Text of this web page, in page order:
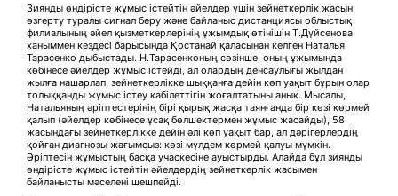
Зиянды өндірісте жұмыс істейтін әйелдер үшін зейнеткерлік жасын
өзгерту туралы сигнал беру және байланыс дистанциясы облыстық
филиалының әйел қызметкерлерінің ұжымдық өтінішін Т.Дүйсенова
ханыммен кездесі барысында Қостанай қаласынан келген Наталья
Тарасенко дыбыстады. Н.Тарасенконың сөзінше, оның ұжымында
көбінесе әйелдер жұмыс істейді, ал олардың денсаулығы жылдан
жылға нашарлап, зейнеткерлікке шыққанға дейін көп уақыт бұрын олар
толыққанды жұмыс істеу қабілеттігін жоғалтатыны анық. Мысалы,
Натальяның әріптестерінің бірі қырық жасқа таянғанда бір көзі көрмей
қалып (әйелдер көбінесе ұсақ бөлшектермен жұмыс жасайды), 58
жасындағы зейнеткерлікке дейін әлі көп уақыт бар, ал дәрігерлердің
қойған диагнозы жағымсыз: көзі мүлдем көрмей қалуы мүмкін.
Әріптесін жұмыстың басқа учаскесіне ауыстырды. Алайда бұл зиянды
өндірісте жұмыс істейтін әйелдердің зейнеткерлік жасымен
байланысты мәселені шешпейді.